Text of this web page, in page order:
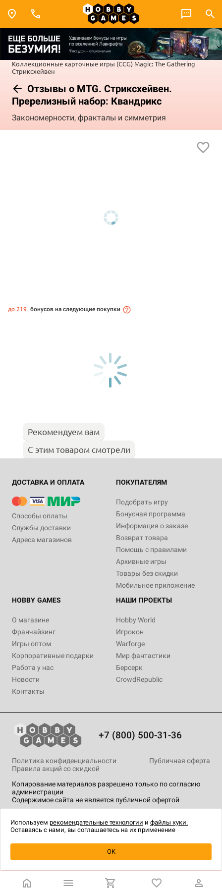
Коллекционные карточные игры (CCG) Magic: The Gathering
Стриксхейвен
Отзывы о MTG. Стриксхейвен.
Пререлизный набор: Квандрикс
Закономерности, фракталы и симметрия
Уведомить о наличии
до 219 бонусов на следующие покупки
Рекомендуем вам
С этим товаром смотрели
ДОСТАВКА И ОПЛАТА
Способы оплаты
Службы доставки
Адреса магазинов
ПОКУПАТЕЛЯМ
Подобрать игру
Бонусная программа
Информация о заказе
Возврат товара
Помощь с правилами
Архивные игры
Товары без скидки
Мобильное приложение
HOBBY GAMES
О магазине
Франчайзинг
Игры оптом
Корпоративные подарки
Работа у нас
Новости
Контакты
НАШИ ПРОЕКТЫ
Hobby World
Игрокон
Warforge
Мир фантастики
Берсерк
CrowdRepublic
+7 (800) 500-31-36
Копирование материалов разрешено только по согласию
администрации
Содержимое сайта не является публичной офертой
Политика конфиденциальности
Публичная оферта
Правила акций со скидкой
технологии.
Используем рекомендательные технологии и файлы куки.
Оставаясь с нами, вы соглашаетесь на их применение
OK